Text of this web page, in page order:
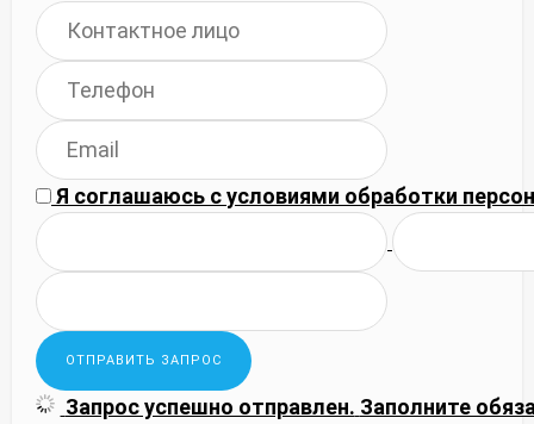
Я соглашаюсь сусловиями обработки
Запрос успешно отправлен. Заполните